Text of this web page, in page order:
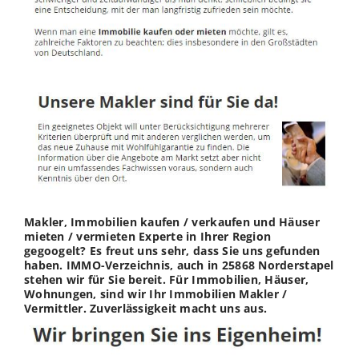
Makler, Immobilien kaufen / verkaufen und Häuser
mieten / vermieten Experte in Ihrer Region
gegoogelt? Es freut uns sehr, dass Sie uns gefunden
haben. IMMO-Verzeichnis, auch in 25868 Norderstapel
stehen wir für Sie bereit. Für Immobilien, Häuser,
Wohnungen, sind wir Ihr Immobilien Makler /
Vermittler. Zuverlässigkeit macht uns aus.